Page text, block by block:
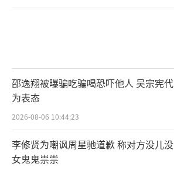
邵逸翔被曝骗吃骗喝恐吓他人 吴宗宪代
为表态
2026-08-06 10:44:23
李修贤为嘲讽周星驰道歉 称对方没儿没
女鬼鬼祟祟